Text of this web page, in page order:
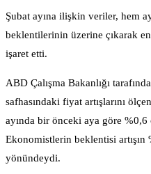
Şubat ayına ilişkin veriler, hem
beklentilerinin üzerine çıkarak
işaret etti.
ABD Çalışma Bakanlığı
safhasındaki fiyat artışlarını
ayında bir önceki aya göre %0,6
Ekonomistlerin beklentisi artışın
yönündeydi.